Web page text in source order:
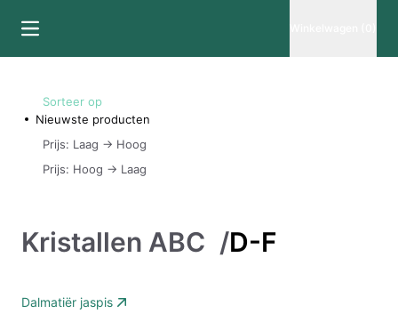
Sorteer op
Nieuwste producten
Prijs: Laag -> Hoog
Prijs: Hoog -> Laag
Kristallen ABC /D-F
Dalmatiër jaspis